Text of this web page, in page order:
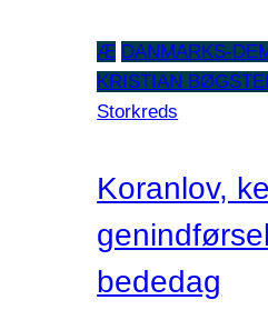
Æ DANMARKS-
KRISTIAN
Storkreds
Koranlov,
bededag